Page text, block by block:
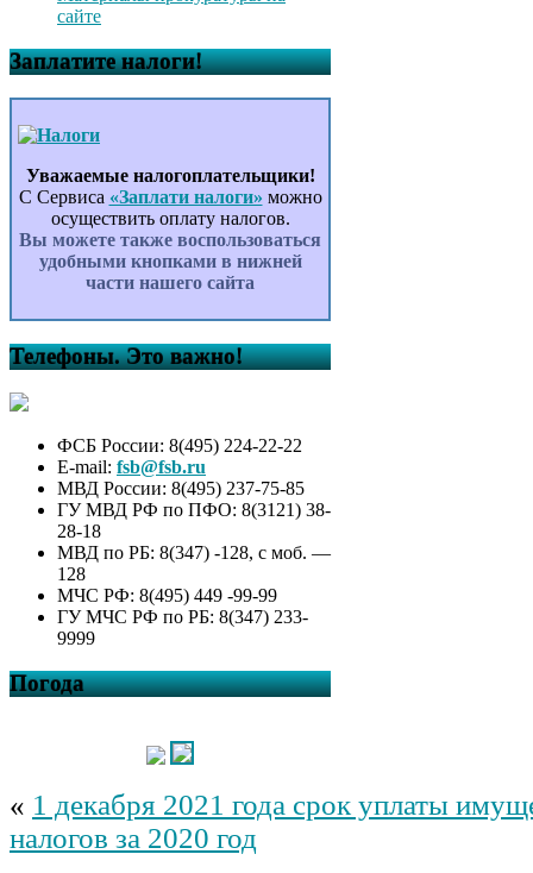
сайте
Заплатите налоги!
Уважаемые налогоплательщики!
С Сервиса «Заплати налоги» можно
осуществить оплату налогов.
Вы можете также воспользоваться
удобными кнопками в нижней
части нашего сайта
Телефоны. Это важно!
ФСБ России: 8(495) 224-22-22
E-mail: fsb@fsb.ru
МВД России: 8(495) 237-75-85
ГУ МВД РФ по ПФО: 8(3121) 38-
28-18
МВД по РБ: 8(347) -128, с моб. —
128
МЧС РФ: 8(495) 449 -99-99
ГУ МЧС РФ по РБ: 8(347) 233-
9999
Погода
« 1 декабря 2021 года срок уплаты
налогов за 2020 год